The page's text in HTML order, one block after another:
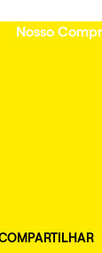
Nosso